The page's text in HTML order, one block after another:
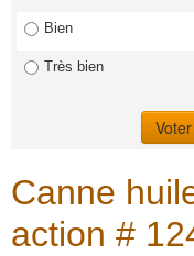
Bien
Très bien
Canne
action #